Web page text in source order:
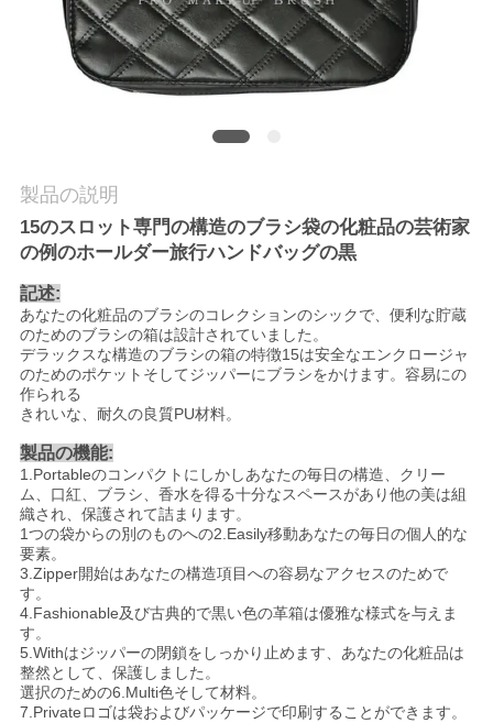
製品の説明
15のスロット専門の構造のブラシ袋の化粧品の芸術家
の例のホールダー旅行ハンドバッグの黒
記述:
あなたの化粧品のブラシのコレクションのシックで、便利な貯蔵
のためのブラシの箱は設計されていました。
デラックスな構造のブラシの箱の特徴15は安全なエンクロージャ
のためのポケットそしてジッパーにブラシをかけます。容易にの
作られる
きれいな、耐久の良質PU材料。
製品の機能:
1.Portableのコンパクトにしかしあなたの毎日の構造、クリー
ム、口紅、ブラシ、香水を得る十分なスペースがあり他の美は組
織され、保護されて詰まります。
1つの袋からの別のものへの2.Easily移動あなたの毎日の個人的な
要素。
3.Zipper開始はあなたの構造項目への容易なアクセスのためで
す。
4.Fashionable及び古典的で黒い色の革箱は優雅な様式を与えま
す。
5.Withはジッパーの閉鎖をしっかり止めます、あなたの化粧品は
整然として、保護しました。
選択のための6.Multi色そして材料。
7.Privateロゴは袋およびパッケージで印刷することができます。